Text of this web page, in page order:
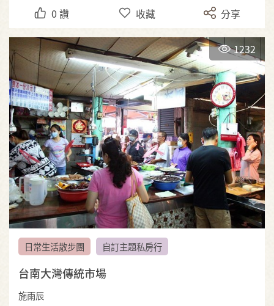
0 讚 收藏 分享
1232
日常生活散步團 自訂主題私房行
台南大灣傳統市場
施雨辰